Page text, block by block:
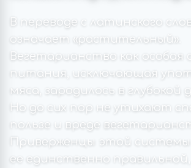
В переводе с латинского
означает «растительный».
Вегетарианство как особая
питания, исключающая
мяса, зародилось в глубокой
Но до сих пор не утихают
пользе и вреде
Приверженцы этой
ее единственно правильной,